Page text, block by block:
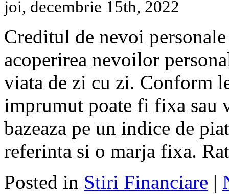
joi, decembrie 15th, 2022
Creditul de nevoi
acoperirea nevoilor
viata de zi cu zi. Conform
imprumut poate fi fixa sau
bazeaza pe un indice de
referinta si o marja fixa.
Posted in Stiri Financiare |